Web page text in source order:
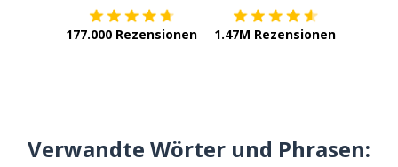
177.000 Rezensionen 1.47M Rezensionen
Verwandte Wörter und Phrasen: